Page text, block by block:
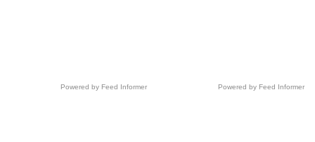
Powered by Feed Informer Powered by Feed Informer